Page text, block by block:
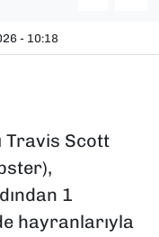
- 10:18
Travis Scott
1
hayranlarıyla